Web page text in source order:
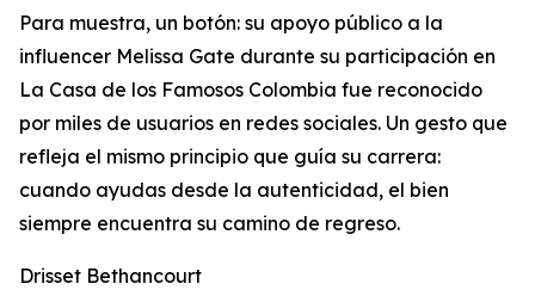
Para muestra, un botón: su apoyo público a la
influencer Melissa Gate durante su participación en
La Casa de los Famosos Colombia fue reconocido
por miles de usuarios en redes sociales. Un gesto que
refleja el mismo principio que guía su carrera:
cuando ayudas desde la autenticidad, el bien
siempre encuentra su camino de regreso.
Drisset Bethancourt